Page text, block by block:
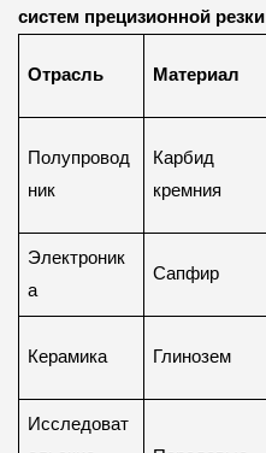
систем прецизионной резки
Отрасль Материал
Полупровод
ник
Карбид
кремния
Электроник
а
Сапфир
Керамика Глинозем
Исследоват